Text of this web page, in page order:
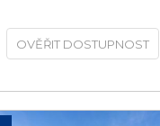
OVĚŘIT DOSTUPNOST